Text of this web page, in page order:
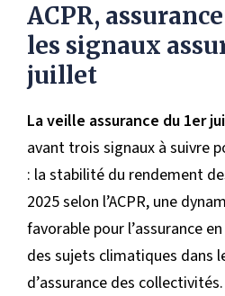
ACPR,
les signaux
juillet
La veille assurance du 1er
avant trois signaux à suivre
: la stabilité du rendement
2025 selon l’ACPR, une
favorable pour l’assurance
des sujets climatiques dans
d’assurance des collectivités.